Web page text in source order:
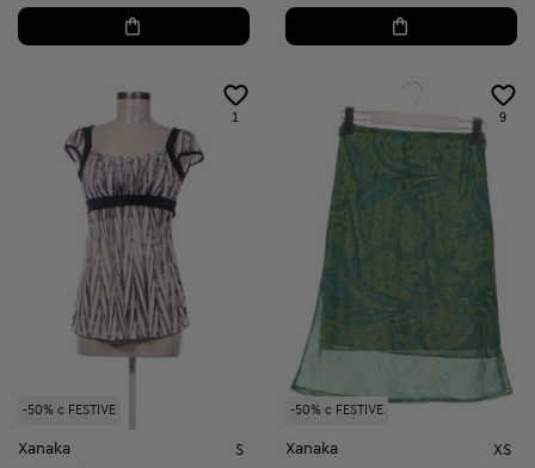
-50% с FESTIVE
1
Xanaka S
-50% с FESTIVE
9
Xanaka XS